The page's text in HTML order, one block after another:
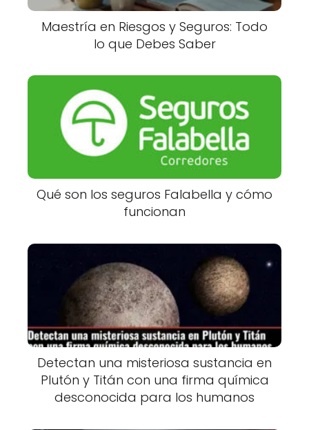
Maestría en Riesgos y Seguros: Todo
lo que Debes Saber
Qué son los seguros Falabella y cómo
funcionan
Detectan una misteriosa sustancia en
Plutón y Titán con una firma química
desconocida para los humanos